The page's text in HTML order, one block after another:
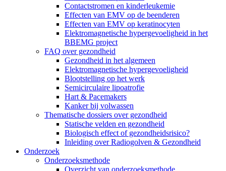
Contactstromen en kinderleukemie
Effecten van EMV op de beenderen
Effecten van EMV op keratinocyten
Elektromagnetische hypergevoeligheid in het
BBEMG project
FAQ over gezondheid
Gezondheid in het algemeen
Elektromagnetische hypergevoeligheid
Blootstelling op het werk
Semicirculaire lipoatrofie
Hart & Pacemakers
Kanker bij volwassen
Thematische dossiers over gezondheid
Statische velden en gezondheid
Biologisch effect of gezondheidsrisico?
Inleiding over Radiogolven & Gezondheid
Onderzoek
Onderzoeksmethode
Overzicht van onderzoeksmethode